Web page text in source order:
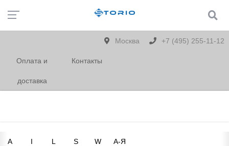
Москва +7 (495) 255-11-12
Оплата и
доставка
Контакты
A I L S W А-Я